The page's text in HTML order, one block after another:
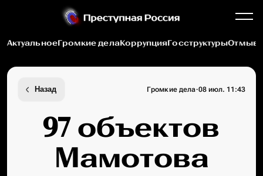
АктуальноеГромкие делаКоррупцияГосструктуры
Назад Громкие дела·08 июл. 11:43
97 объектов
Мамотова